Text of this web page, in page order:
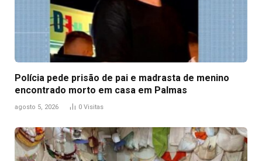
Polícia pede prisão de pai e madrasta de menino
encontrado morto em casa em Palmas
agosto 5, 2026 0 Visitas